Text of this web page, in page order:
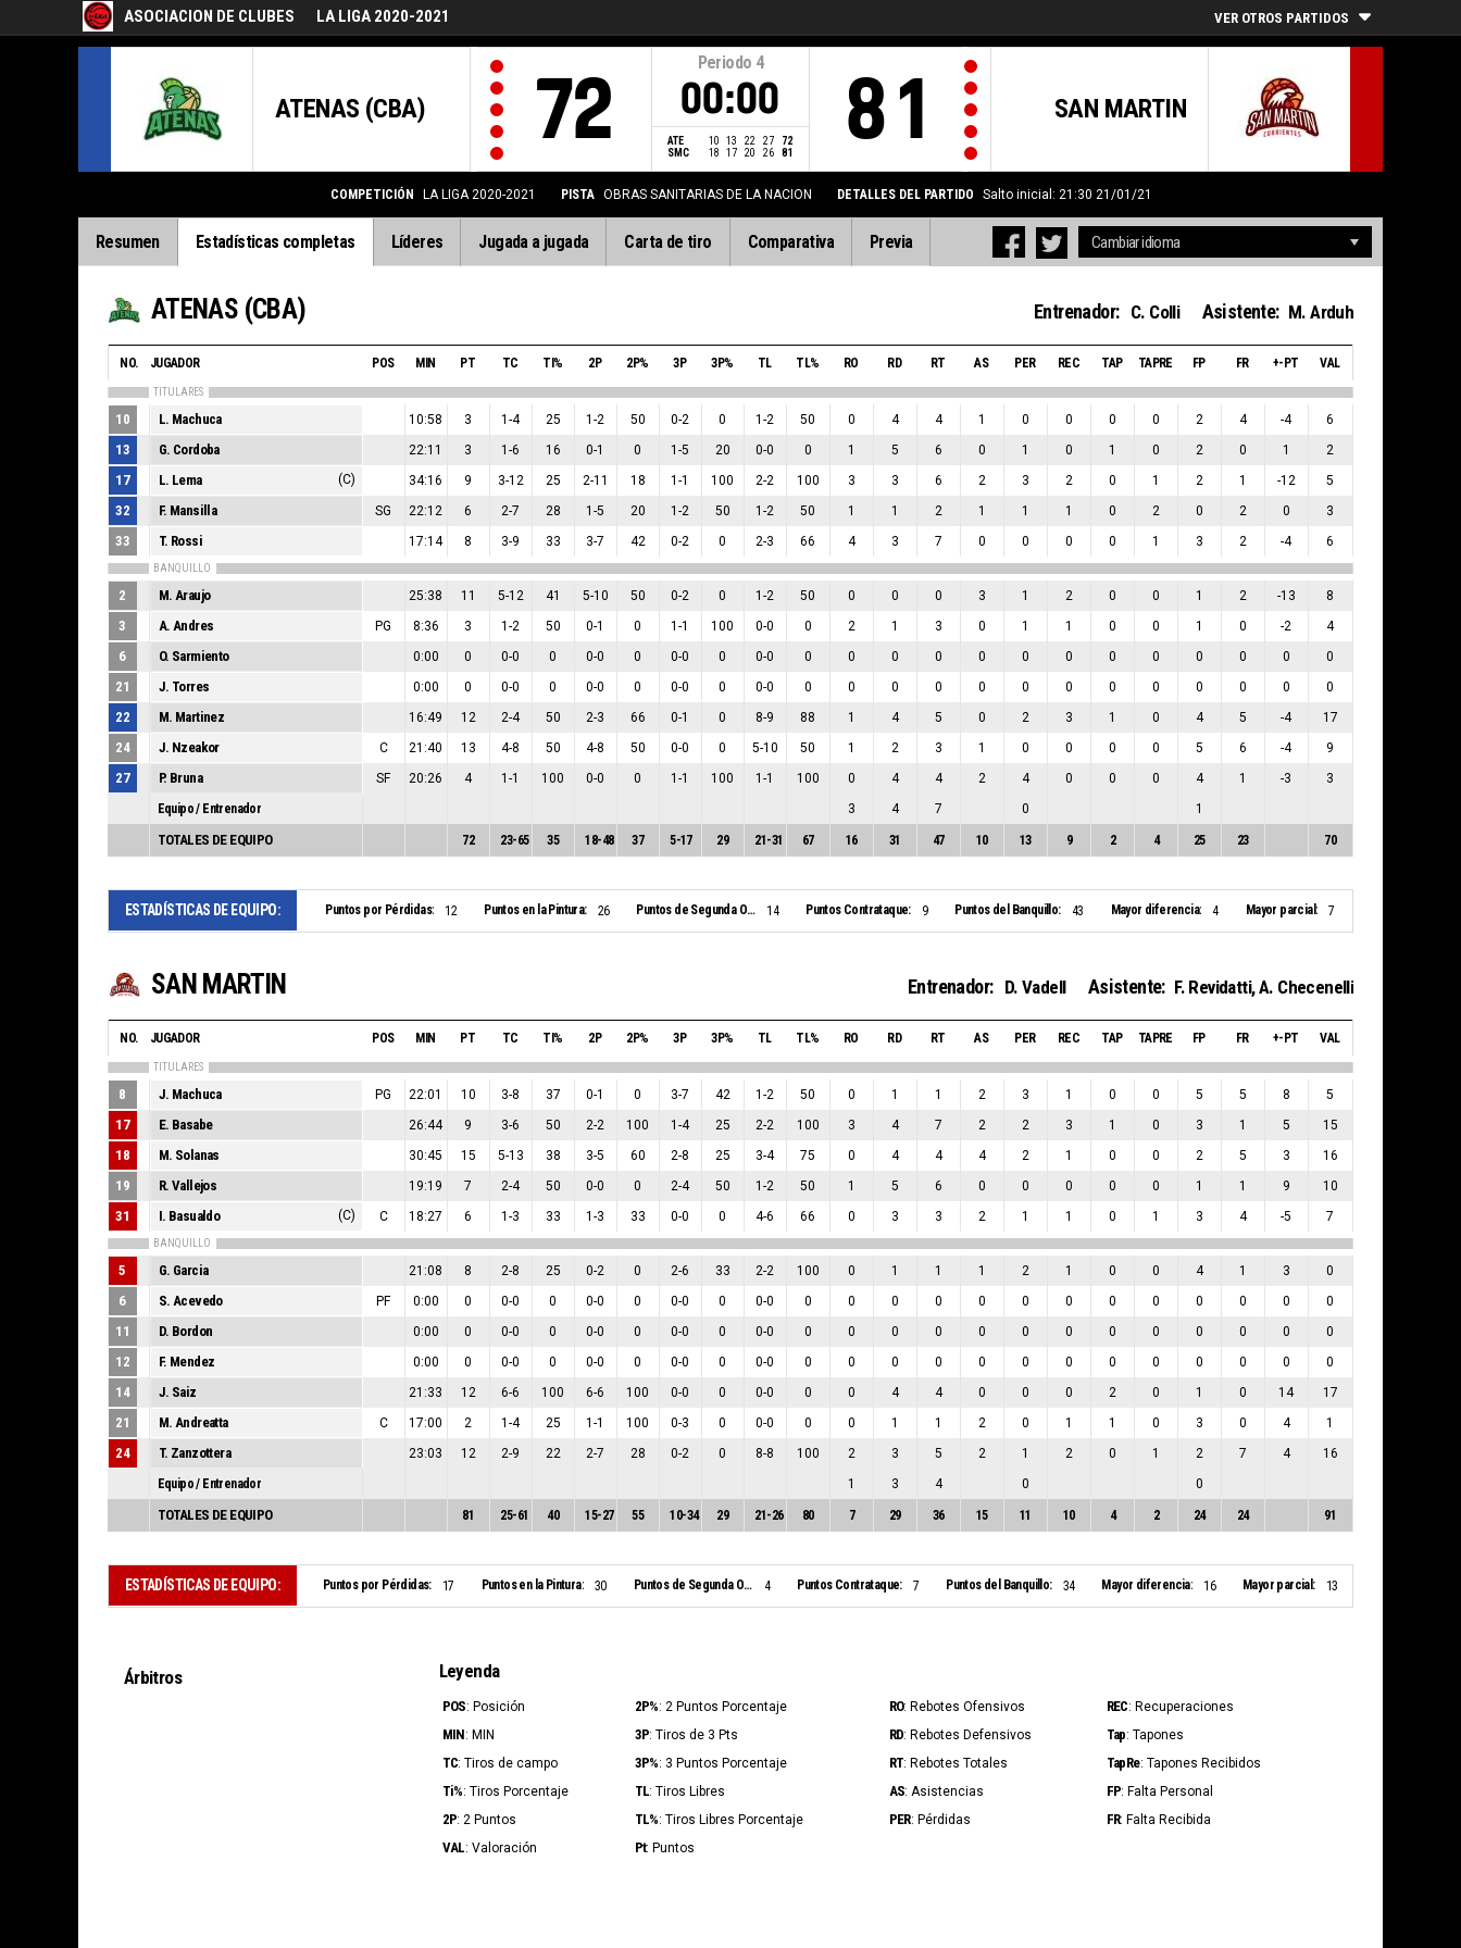
ASOCIACION DE CLUBES LA LIGA 2020-2021 VER OTROS PARTIDOS
ATENAS (CBA) 72
Periodo 4
00:00
ATE 10 13 22 27
72
SMC
18 17 20 26 81
SAN MARTIN
81
COMPETICIÓN LA LIGA 2020-2021 PISTA OBRAS SANITARIAS DE LA NACION DETALLES DEL PARTIDO Salto inicial: 21:30 21/01/21
Resumen Estadísticas completas Líderes Jugada a jugada Carta de tiro Comparativa Previa
ATENAS (CBA) Entrenador: C. Colli Asistente: M. Arduh
NO. JUGADOR POS MIN PT TC TI% 2P 2P% 3P 3P% TL TL% RO RD RT AS PER REC TAP TAPRE FP FR +-PT VAL
TITULARES
10 L. Machuca 10:58 3 1-4 25 1-2 50 0-2 0 1-2 50 0 4 4 1 0 0 0 0 2 4 -4 6
13 G. Cordoba 22:11 3 1-6 16 0-1 0 1-5 20 0-0 0 1 5 6 0 1 0 1 0 2 0 1 2
17 L. Lema (C) 34:16 9 3-12 25 2-11 18 1-1 100 2-2 100 3 3 6 2 3 2 0 1 2 1 -12 5
32 F. Mansilla SG 22:12 6 2-7 28 1-5 20 1-2 50 1-2 50 1 1 2 1 1 1 0 2 0 2 0 3
33 T. Rossi 17:14 8 3-9 33 3-7 42 0-2 0 2-3 66 4 3 7 0 0 0 0 1 3 2 -4 6
BANQUILLO
2 M. Araujo 25:38 11 5-12 41 5-10 50 0-2 0 1-2 50 0 0 0 3 1 2 0 0 1 2 -13 8
3 A. Andres PG 8:36 3 1-2 50 0-1 0 1-1 100 0-0 0 2 1 3 0 1 1 0 0 1 0 -2 4
6 O. Sarmiento 0:00 0 0-0 0 0-0 0 0-0 0 0-0 0 0 0 0 0 0 0 0 0 0 0 0 0
21 J. Torres 0:00 0 0-0 0 0-0 0 0-0 0 0-0 0 0 0 0 0 0 0 0 0 0 0 0 0
22 M. Martinez 16:49 12 2-4 50 2-3 66 0-1 0 8-9 88 1 4 5 0 2 3 1 0 4 5 -4 17
24 J. Nzeakor C 21:40 13 4-8 50 4-8 50 0-0 0 5-10 50 1 2 3 1 0 0 0 0 5 6 -4 9
27 P. Bruna SF 20:26 4 1-1 100 0-0 0 1-1 100 1-1 100 0 4 4 2 4 0 0 0 4 1 -3
3
Equipo / Entrenador
3 4 7 0 1
TOTALES DE EQUIPO 72 23-65 35 18-48 37 5-17 29 21 -31 67 16 31 47 10 13 9 2 4 25 23 70
ESTADÍSTICAS DE EQUIPO: Puntos por Pérdidas: 12 Puntos en la Pintura: 26 Puntos de Segunda Oportunidad: 14 Puntos Contrataque: 9 Puntos del Banquillo: 43 Mayor diferencia: 4 Mayor parcial: 7
SAN MARTIN Entrenador: D. Vadell Asistente: F. Revidatti,A. Checenelli
NO. JUGADOR POS MIN PT TC TI% 2P 2P% 3P 3P% TL TL% RO RD RT AS PER REC TAP TAPRE FP FR +-PT VAL
TITULARES
8 J. Machuca PG 22:01 10 3-8 37 0-1 0 3-7 42 1-2 50 0 1 1 2 3 1 0 0 5 5 8 5
17 E. Basabe 26:44 9 3-6 50 2-2 100 1-4 25 2-2 100 3 4 7 2 2 3 1 0 3 1 5 15
18 M. Solanas 30:45 15 5-13 38 3-5 60 2-8 25 3-4 75 0 4 4 4 2 1 0 0 2 5 3 16
19 R. Vallejos 19:19 7 2-4 50 0-0 0 2-4 50 1-2 50 1 5 6 0 0 0 0 0 1 1 9 10
31 I. Basualdo (C) C 18:27 6 1-3 33 1-3 33 0-0 0 4-6 66 0 3 3 2 1 1 0 1 3 4 -5 7
BANQUILLO
5 G. Garcia 21:08 8 2-8 25 0-2 0 2-6 33 2-2 100 0 1 1 1 2 1 0 0 4 1 3 0
6 S. Acevedo PF 0:00 0 0-0 0 0-0 0 0-0 0 0-0 0 0 0 0 0 0 0 0 0 0 0 0 0
11 D. Bordon 0:00 0 0-0 0 0-0 0 0-0 0 0-0 0 0 0 0 0 0 0 0 0 0 0 0 0
12 F. Mendez 0:00 0 0-0 0 0-0 0 0-0 0 0-0 0 0 0 0 0 0 0 0 0 0 0 0 0
14 J. Saiz 21:33 12 6-6 100 6-6 100 0-0 0 0-0 0 0 4 4 0 0 0 2 0 1 0 14 17
21 M. Andreatta C 17:00 2 1-4 25 1-1 100 0-3 0 0-0 0 0 1 1 2 0 1 1 0 3 0 4 1
24 T. Zanzottera 23:03 12 2-9 22 2-7 28 0-2 0 8-8 100 2 3 5 2 1 2 0 1 2 7 4
16
Equipo / Entrenador
1 3 4 0 0
TOTALES DE EQUIPO 81 25-61 40 15-27 55 10-34 29 21 -26 80 7 29 36 15 11 10 4 2 24 24 91
ESTADÍSTICAS DE EQUIPO: Puntos por Pérdidas: 17 Puntos en la Pintura: 30 Puntos de Segunda Oportunidad: 4 Puntos Contrataque: 7 Puntos del Banquillo: 34 Mayor diferencia: 16 Mayor parcial: 13
Árbitros Leyenda
POS: Posición 2P%: 2 Puntos Porcentaje RO: Rebotes Ofensivos REC: Recuperaciones
MIN: MIN 3P: Tiros de 3 Pts RD: Rebotes Defensivos Tap: Tapones
TC: Tiros de campo 3P%: 3 Puntos Porcentaje RT: Rebotes Totales TapRe: Tapones Recibidos
Ti%: Tiros Porcentaje TL: Tiros Libres AS: Asistencias FP: Falta Personal
2P: 2 Puntos TL%: Tiros Libres Porcentaje PER: Pérdidas FR: Falta Recibida
VAL: Valoración Pt: Puntos